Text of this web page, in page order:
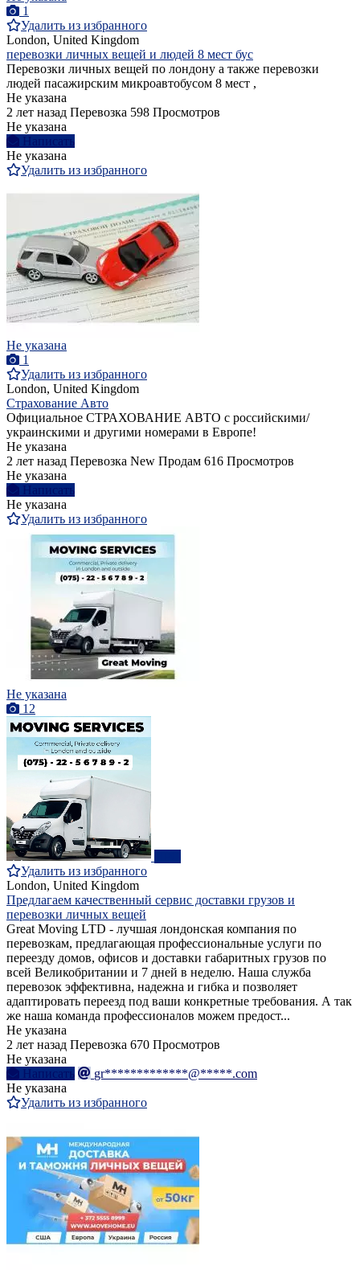
1
Удалить из избранного
London, United Kingdom
перевозки личных вещей и людей 8 мест бус
Перевозки личных вещей по лондону а также перевозки
людей пасажирским микроавтобусом 8 мест ,
Не указана
2 лет назад Перевозка 598 Просмотров
Не указана
Написать
Не указана
Удалить из избранного
Не указана
1
Удалить из избранного
London, United Kingdom
Страхование Авто
Официальное СТРАХОВАНИЕ АВТО с российскими/
украинскими и другими номерами в Европе!
Не указана
2 лет назад Перевозка New Продам 616 Просмотров
Не указана
Написать
Не указана
Удалить из избранного
Не указана
12
Удалить из избранного
London, United Kingdom
Предлагаем качественный сервис доставки грузов и
перевозки личных вещей
Great Moving LTD - лучшая лондонская компания по
перевозкам, предлагающая профессиональные услуги по
переезду домов, офисов и доставки габаритных грузов по
всей Великобритании и 7 дней в неделю. Наша служба
перевозок эффективна, надежна и гибка и позволяет
адаптировать переезд под ваши конкретные требования. А так
же наша команда профессионалов можем предост...
Не указана
2 лет назад Перевозка 670 Просмотров
Не указана
Написать
gr*************@*****.com
Не указана
Удалить из избранного